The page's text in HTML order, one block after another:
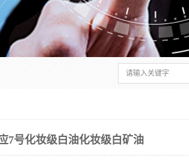
7号化妆级白油化妆级白矿油